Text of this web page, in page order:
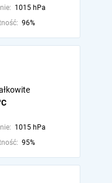
1015 hPa
96%
1015 hPa
95%